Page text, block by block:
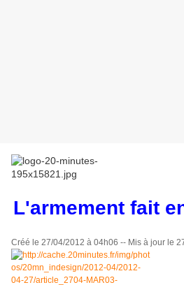
L'armement fait
Créé le 27/04/2012 à 04h06 -- Mis à jour le